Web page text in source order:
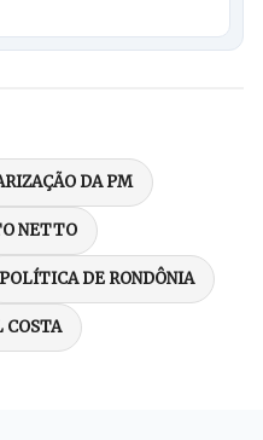
DA PM
NETTO
POLÍTICA DE RONDÔNIA
COSTA